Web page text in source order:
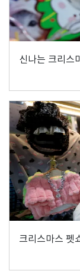
신나는 크리스
크리스마스 펫